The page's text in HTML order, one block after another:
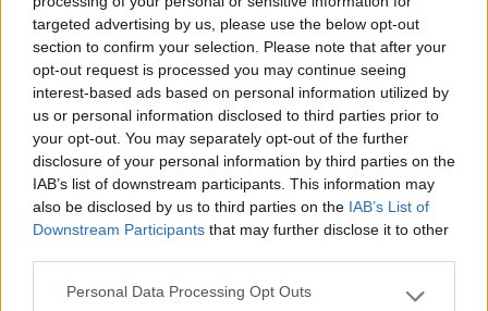
targeted advertising by us, please use the below opt-out
section to confirm your selection. Please note that after your
opt-out request is processed you may continue seeing
interest-based ads based on personal information utilized by
us or personal information disclosed to third parties prior to
your opt-out. You may separately opt-out of the further
disclosure of your personal information by third parties on the
IAB’s list of downstream participants. This information may
also be disclosed by us to third parties on the IAB’s List of
Downstream Participants that may further disclose it to other
Please note that this website/app uses one or more Google
Personal Data Processing Opt Outs
Giovanni